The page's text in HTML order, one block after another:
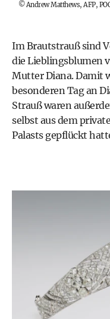
©Andrew Matthews, AFP,
Im Brautstrauß sind
die Lieblingsblumen
Mutter Diana. Damit
besonderen Tag an
Strauß waren
selbst aus dem
Palasts gepflückt